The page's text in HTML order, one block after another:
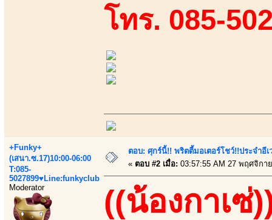
โทร. 085-
+Funky+
(เสนา.ซ.17)10:00-06:00
T:085-
5027899♥Line:funkyclub
Moderator
ตอบ: ศุกร์นี้!! พริตตี้มอเตอร์โชว์!!ประจำอี
« ตอบ #2 เมื่อ: 03:57:55 AM 27 พฤศจิกา
((น้องกาเซ่